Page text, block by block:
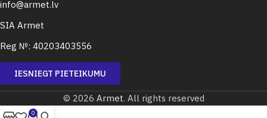
info@armet.lv
SIA Armet
Reg №: 40203403556
IESNIEGT PIETEIKUMU
© 2026 Armet. All rights reserved
0